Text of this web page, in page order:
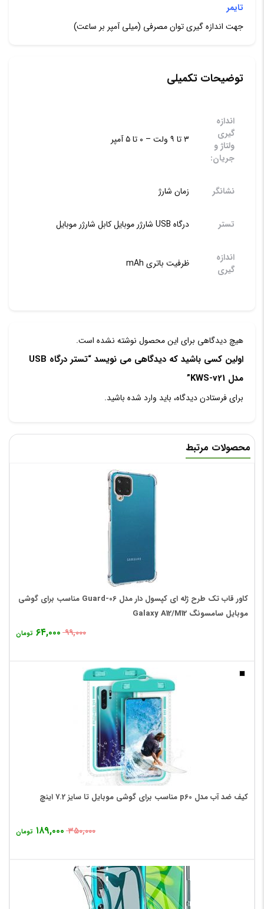
تایمر
جهت اندازه گیری توان مصرفی (میلی آمپر بر ساعت)
توضیحات تکمیلی
اندازه
گیری
ولتاژ و
جریان:
۳ تا ۹ ولت – ۰ تا ۵ آمپر
نشانگر زمان شارژ
تستر درگاه USB شارژر موبایل کابل شارژر موبایل
اندازه
گیری
ظرفیت باتری mAh
هیچ دیدگاهی برای این محصول نوشته نشده است.
اولین کسی باشید که دیدگاهی می نویسد “تستر درگاه USB
مدل KWS-v21”
برای فرستادن دیدگاه، باید وارد شده باشید.
محصولات مرتبط
کاور قاب تک طرح ژله ای کپسول دار مدل Guard-06 مناسب برای گوشی
موبایل سامسونگ Galaxy A12/M12
۹۹,۰۰۰ ۶۴,۰۰۰ تومان
کیف ضد آب مدل p60 مناسب برای گوشی موبایل تا سایز 7.2 اینچ
۳۵۰,۰۰۰ ۱۸۹,۰۰۰ تومان